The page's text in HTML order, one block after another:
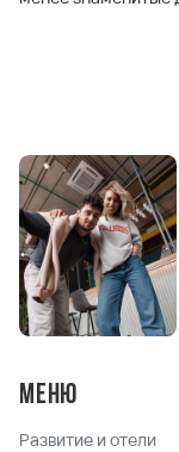
Меню
Развитие и отели